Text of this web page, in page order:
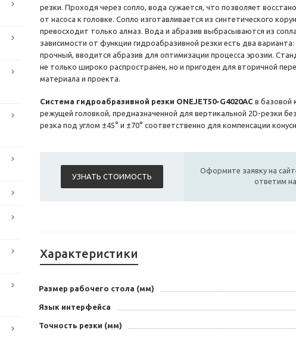
резки. Проходя через сопло, вода сужается, что позволяет
от насоса к головке. Сопло изготавливается из синтетического
превосходит только алмаз. Вода и абразив выбрасываются из
зависимости от функции гидроабразивной резки есть два
прочный, вводится абразив для оптимизации процесса эрозии.
не только широко распространен, но и пригоден для вторичной
материала и проекта.
Система гидроабразивной резки ONEJET50-G4020AC в базовой
режущей головкой, предназначенной для вертикальной 2D-резки
резка под углом ±45° и ±70° соответственно для компенсации
УЗНАТЬ СТОИМОСТЬ
Оформите заявку на
ответим
Характеристики
Размер рабочего стола (мм)
Язык интерфейса
Точность резки (мм)